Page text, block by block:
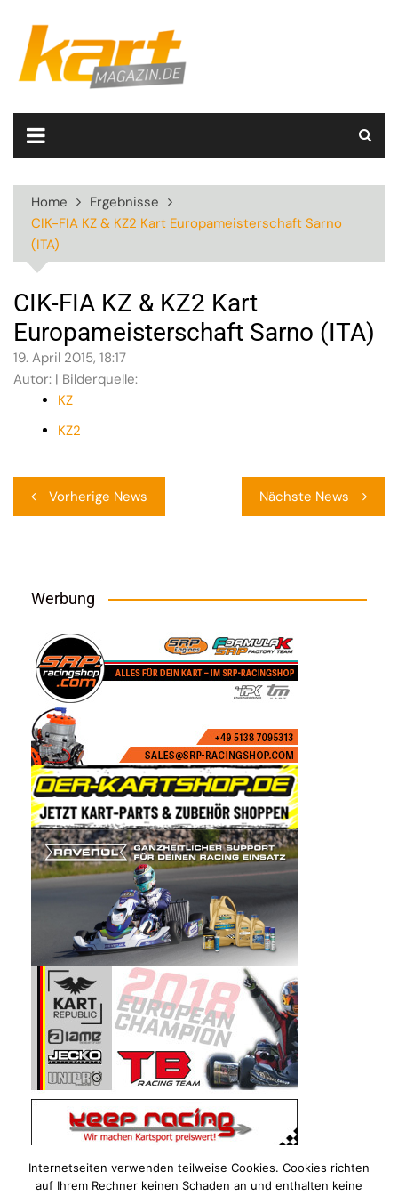
content
Home
Ergebnisse
CIK-FIA KZ & KZ2 Kart Europameisterschaft Sarno
(ITA)
CIK-FIA KZ & KZ2 Kart
Europameisterschaft Sarno (ITA)
19. April 2015, 18:17
Autor: | Bilderquelle:
KZ
KZ2
Vorherige News Nächste News
Werbung
Internetseiten verwenden teilweise Cookies. Cookies richten
auf Ihrem Rechner keinen Schaden an und enthalten keine